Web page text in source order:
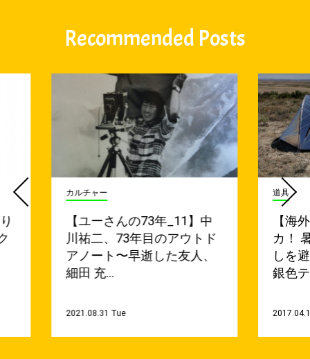
Recommended Posts
カルチャー
【ユーさんの73年_11】中
川祐二、73年目のアウトド
アノート〜早逝した友人、
細田 充…
2021.08.31 Tue
道具
【海
カ！
しを
銀色